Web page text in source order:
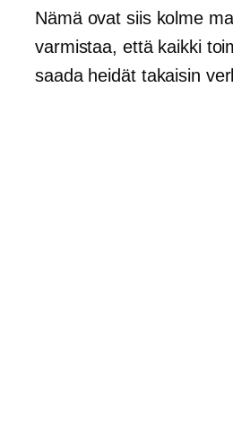
Nämä ovat siis kolme
varmistaa, että kaikki
saada heidät takaisin